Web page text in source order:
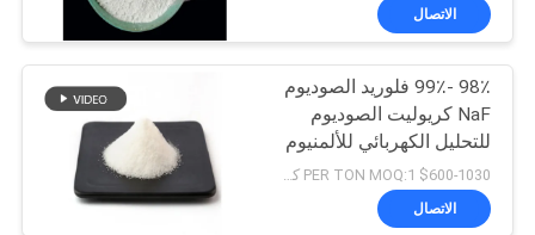
الاتصال
98٪ -99٪ فلوريد الصوديوم
NaF كريوليت الصوديوم
للتحليل الكهربائي للألمنيوم
$600-1030 PER TON MOQ:1 كجم
الاتصال